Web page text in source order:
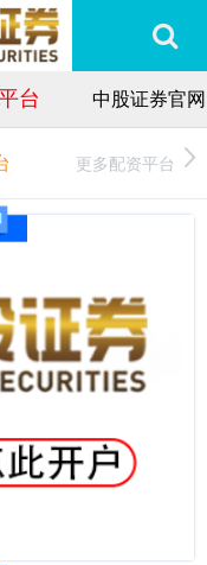
台 中股证券官网
更多配资平台